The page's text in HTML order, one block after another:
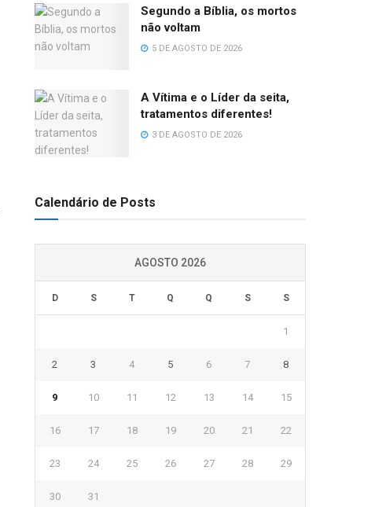
Segundo a Bíblia, os mortos
não voltam
5 DE AGOSTO DE 2026
A Vítima e o Líder da seita,
tratamentos diferentes!
3 DE AGOSTO DE 2026
Calendário de Posts
AGOSTO 2026
D S T Q Q S S
1
2 3 4 5 6 7 8
9 10 11 12 13 14 15
16 17 18 19 20 21 22
23 24 25 26 27 28 29
30 31